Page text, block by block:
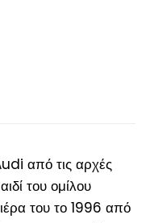
από τις αρχές
του ομίλου
του το 1996 από